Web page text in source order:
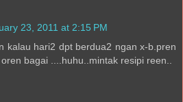
23, 2011 at 2:15 PM
kalau hari2 dpt berdua2 ngan x-b.pren
bagai ....huhu..mintak resipi reen..